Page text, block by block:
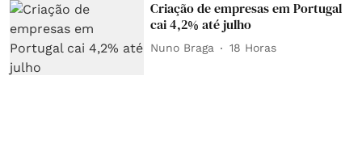
Criação de empresas em Portugal
cai 4,2% até julho
Nuno Braga 18 Horas